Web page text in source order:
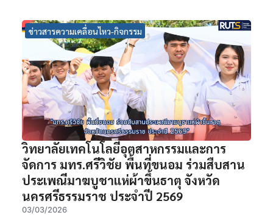
ข่าวสารความเคลื่อนไหว-กิจกรรม
วิทยาลัยเทคโนโลยีอุตสาหกรรมและการ
จัดการ มทร.ศรีวิชัย พื้นที่ขนอม ร่วมสืบสาน
ประเพณีมาฆบูชาแห่ผ้าขึ้นธาตุ จังหวัด
นครศรีธรรมราช ประจำปี 2569
03/03/2026